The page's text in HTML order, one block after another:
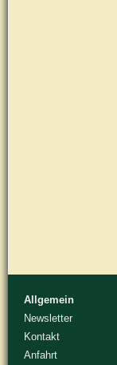
Allgemein
Newsletter
Kontakt
Anfahrt